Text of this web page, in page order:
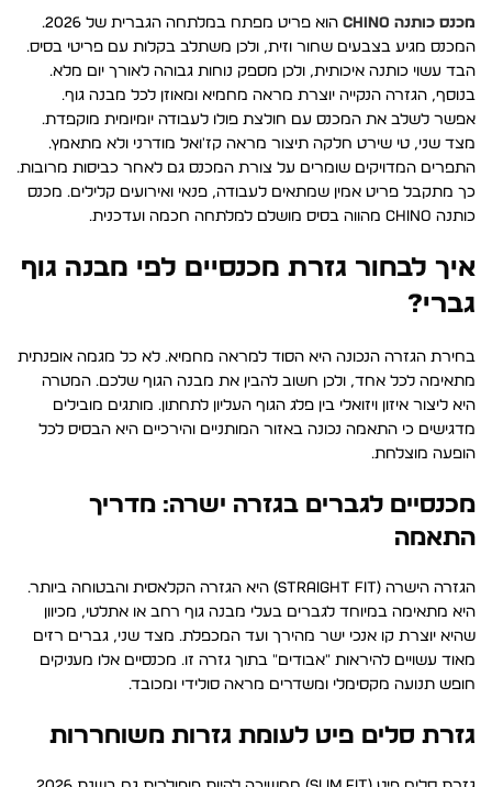
מכנס כותנה CHINO
הוא פריט מפתח במלתחה הגברית של 2026.
המכנס מגיע בצבעים שחור וזית, ולכן משתלב בקלות עם פריטי בסיס.
הבד עשוי כותנה איכותית, ולכן מספק נוחות גבוהה לאורך יום מלא.
בנוסף, הגזרה הנקייה יוצרת מראה מחמיא ומאוזן לכל מבנה גוף.
אפשר לשלב את המכנס עם חולצת פולו לעבודה יומיומית מוקפדת.
מצד שני, טי שירט חלקה תיצור מראה קז'ואל מודרני ולא מתאמץ.
התפרים המדויקים שומרים על צורת המכנס גם לאחר כביסות מרובות.
כך מתקבל פריט אמין שמתאים לעבודה, פנאי ואירועים קלילים. מכנס
כותנה CHINO מהווה בסיס מושלם למלתחה חכמה ועדכנית.
איך לבחור גזרת מכנסיים לפי מבנה גוף
גברי?
בחירת הגזרה הנכונה היא הסוד למראה מחמיא. לא כל מגמה אופנתית
מתאימה לכל אחד, ולכן חשוב להבין את מבנה הגוף שלכם. המטרה
היא ליצור איזון ויזואלי בין פלג הגוף העליון לתחתון. מותגים מובילים
מדגישים כי התאמה נכונה באזור המותניים והירכיים היא הבסיס לכל
הופעה מוצלחת.
מכנסיים לגברים בגזרה ישרה: מדריך
התאמה
הגזרה הישרה (Straight Fit) היא הגזרה הקלאסית והבטוחה ביותר.
היא מתאימה במיוחד לגברים בעלי מבנה גוף רחב או אתלטי, מכיוון
שהיא יוצרת קו אנכי ישר מהירך ועד המכפלת. מצד שני, גברים רזים
מאוד עשויים להיראות "אבודים" בתוך גזרה זו. מכנסיים אלו מעניקים
חופש תנועה מקסימלי ומשדרים מראה סולידי ומכובד.
גזרת סלים פיט לעומת גזרות משוחררות